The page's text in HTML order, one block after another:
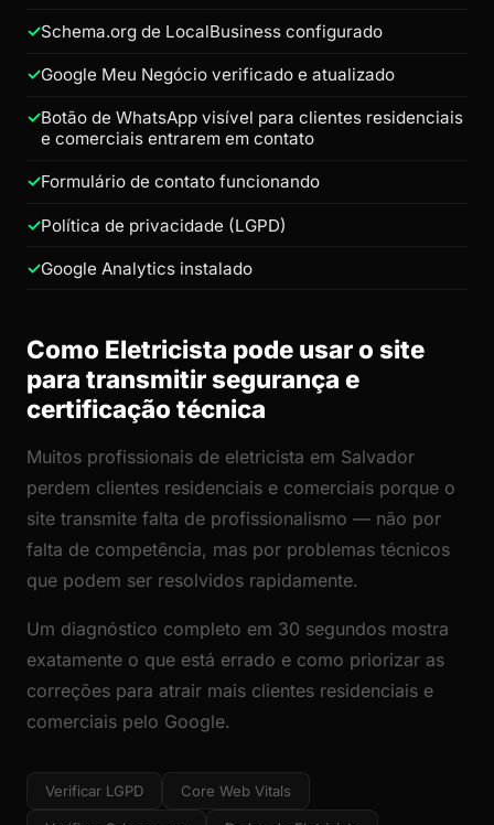
Schema.org de LocalBusiness configurado
Google Meu Negócio verificado e atualizado
Botão de WhatsApp visível para clientes residenciais
e comerciais entrarem em contato
Formulário de contato funcionando
Política de privacidade (LGPD)
Google Analytics instalado
Como Eletricista pode usar o site
para transmitir segurança e
certificação técnica
Muitos profissionais de eletricista em Salvador
perdem clientes residenciais e comerciais porque o
site transmite falta de profissionalismo — não por
falta de competência, mas por problemas técnicos
que podem ser resolvidos rapidamente.
Um diagnóstico completo em 30 segundos mostra
exatamente o que está errado e como priorizar as
correções para atrair mais clientes residenciais e
comerciais pelo Google.
Verificar LGPD Core Web Vitals